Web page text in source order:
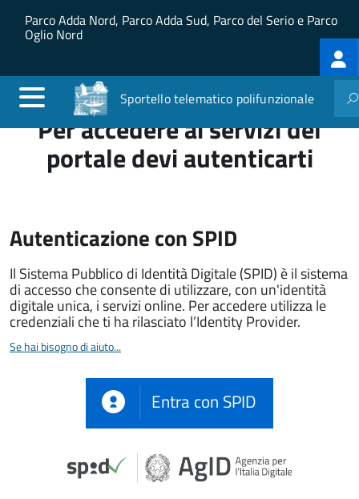
Salta al contenuto principale
Skip to site navigation
Parco Adda Nord, Parco Adda Sud, Parco del Serio e Parco
Oglio Nord
Sportello telematico polifunzionale
Per accedere ai servizi del
portale devi autenticarti
Autenticazione con SPID
Il Sistema Pubblico di Identità Digitale (SPID) è il sistema
di accesso che consente di utilizzare, con un'identità
digitale unica, i servizi online. Per accedere utilizza le
credenziali che ti ha rilasciato l’Identity Provider.
Se hai bisogno di aiuto...
Entra con SPID